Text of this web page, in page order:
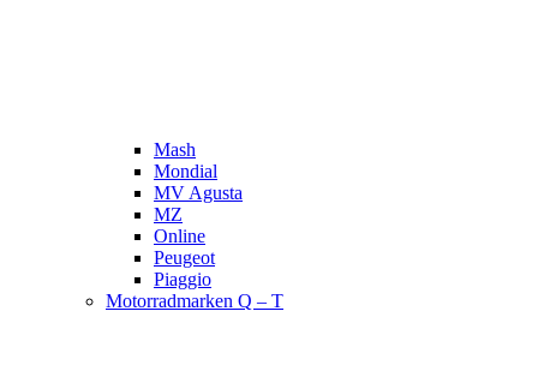
Mash
Mondial
MV Agusta
MZ
Online
Peugeot
Piaggio
Motorradmarken Q – T